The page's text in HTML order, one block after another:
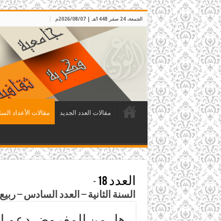
الجمعة، 24 صفر 1448هـ | 2026/08/07م
مقالات العدد الجديد مقالات الأعداد
العدد 18
-
السنة الثانية – العدد السادس – ربيع الأول 1409هـ، الموافق